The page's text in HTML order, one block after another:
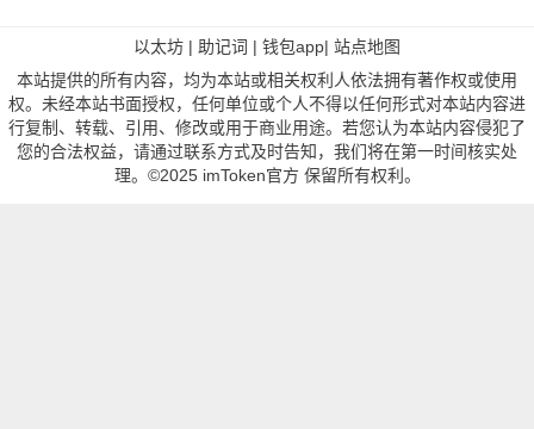
以太坊 | 助记词 | 钱包app| 站点地图
本站提供的所有内容，均为本站或相关权利人依法拥有著作权或使用
权。未经本站书面授权，任何单位或个人不得以任何形式对本站内容进
行复制、转载、引用、修改或用于商业用途。若您认为本站内容侵犯了
您的合法权益，请通过联系方式及时告知，我们将在第一时间核实处
理。©2025 imToken官方 保留所有权利。